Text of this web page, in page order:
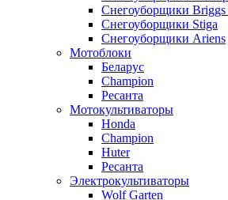
Снегоуборщики Briggs
Снегоуборщики Stiga
Снегоуборщики Ariens
Мотоблоки
Беларус
Champion
Ресанта
Мотокультиваторы
Honda
Champion
Huter
Ресанта
Электрокультиваторы
Wolf Garten